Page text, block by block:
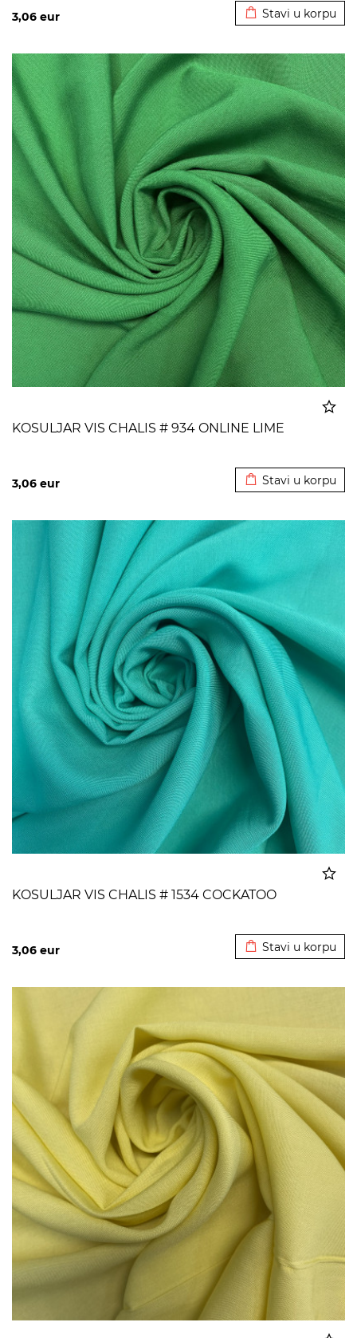
3,06 eur Stavi u korpu
KOSULJAR VIS CHALIS # 934 ONLINE LIME
3,06 eur Stavi u korpu
KOSULJAR VIS CHALIS # 1534 COCKATOO
3,06 eur Stavi u korpu